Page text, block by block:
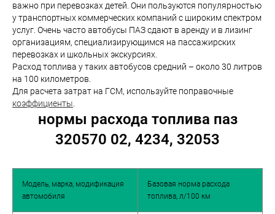
важно при перевозках детей. Они пользуются популярностью
у транспортных коммерческих компаний с широким спектром
услуг. Очень часто автобусы ПАЗ сдают в аренду и в лизинг
организациям, специализирующимся на пассажирских
перевозках и школьных экскурсиях.
Расход топлива у таких автобусов средний – около 30 литров
на 100 километров.
Для расчета затрат на ГСМ, используйте поправочные
коэффициенты
нормы расхода топлива паз
320570 02, 4234, 32053
Модель, марка, модификация
автомобиля
Базовая норма расхода
топлива, л/100 км